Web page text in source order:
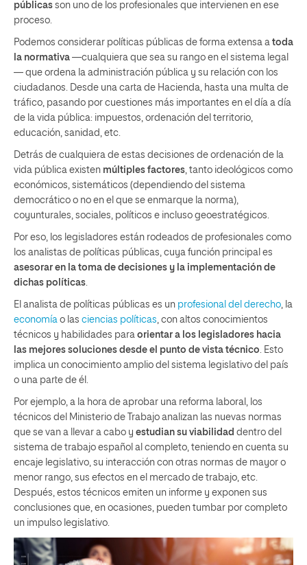
públicas son uno de los profesionales que intervienen en ese
proceso.
Podemos considerar políticas públicas de forma extensa a toda
la normativa —cualquiera que sea su rango en el sistema legal
— que ordena la administración pública y su relación con los
ciudadanos. Desde una carta de Hacienda, hasta una multa de
tráfico, pasando por cuestiones más importantes en el día a día
de la vida pública: impuestos, ordenación del territorio,
educación, sanidad, etc.
Detrás de cualquiera de estas decisiones de ordenación de la
vida pública existen múltiples factores, tanto ideológicos como
económicos, sistemáticos (dependiendo del sistema
democrático o no en el que se enmarque la norma),
coyunturales, sociales, políticos e incluso geoestratégicos.
Por eso, los legisladores están rodeados de profesionales como
los analistas de políticas públicas, cuya función principal es
asesorar en la toma de decisiones y la implementación de
dichas políticas.
El analista de políticas públicas es un profesional del derecho, la
economía o las ciencias políticas, con altos conocimientos
técnicos y habilidades para orientar a los legisladores hacia
las mejores soluciones desde el punto de vista técnico. Esto
implica un conocimiento amplio del sistema legislativo del país
o una parte de él.
Por ejemplo, a la hora de aprobar una reforma laboral, los
técnicos del Ministerio de Trabajo analizan las nuevas normas
que se van a llevar a cabo y estudian su viabilidad dentro del
sistema de trabajo español al completo, teniendo en cuenta su
encaje legislativo, su interacción con otras normas de mayor o
menor rango, sus efectos en el mercado de trabajo, etc.
Después, estos técnicos emiten un informe y exponen sus
conclusiones que, en ocasiones, pueden tumbar por completo
un impulso legislativo.